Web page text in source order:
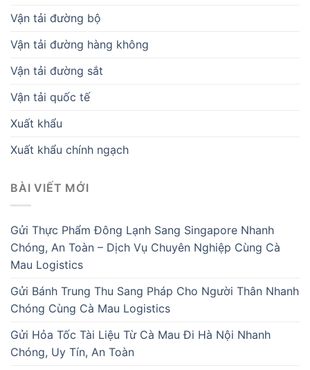
Vận tải đường bộ
Vận tải đường hàng không
Vận tải đường sắt
Vận tải quốc tế
Xuất khẩu
Xuất khẩu chính ngạch
BÀI VIẾT MỚI
Gửi Thực Phẩm Đông Lạnh Sang Singapore Nhanh
Chóng, An Toàn – Dịch Vụ Chuyên Nghiệp Cùng Cà
Mau Logistics
Gửi Bánh Trung Thu Sang Pháp Cho Người Thân Nhanh
Chóng Cùng Cà Mau Logistics
Gửi Hỏa Tốc Tài Liệu Từ Cà Mau Đi Hà Nội Nhanh
Chóng, Uy Tín, An Toàn